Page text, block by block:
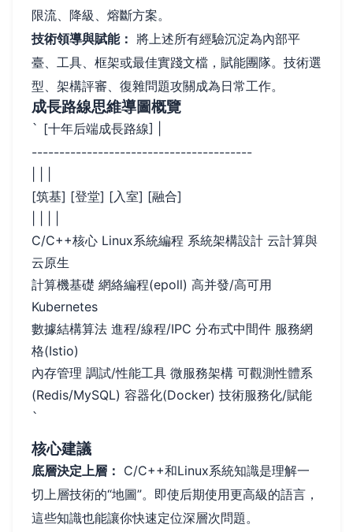
限流、降級、熔斷方案。
技術領導與賦能： 將上述所有經驗沉淀為內部平
臺、工具、框架或最佳實踐文檔，賦能團隊。技術選
型、架構評審、復雜問題攻關成為日常工作。
成長路線思維導圖概覽
` [十年后端成長路線] |
----------------------------------------
[筑基] [登堂] [入室] [融合]
C/C++核心 Linux系統編程 系統架構設計 云計算與
云原生
計算機基礎 網絡編程(epoll) 高并發/高可用
Kubernetes
數據結構算法 進程/線程/IPC 分布式中間件 服務網
格(Istio)
內存管理 調試/性能工具 微服務架構 可觀測性體系
(Redis/MySQL) 容器化(Docker) 技術服務化/賦能
`
核心建議
底層決定上層： C/C++和Linux系統知識是理解一
切上層技術的“地圖”。即使后期使用更高級的語言，
這些知識也能讓你快速定位深層次問題。